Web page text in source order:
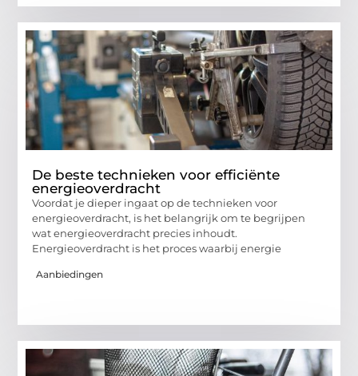
De beste technieken voor efficiënte
energieoverdracht
Voordat je dieper ingaat op de technieken voor
energieoverdracht, is het belangrijk om te begrijpen
wat energieoverdracht precies inhoudt.
Energieoverdracht is het proces waarbij energie
Aanbiedingen